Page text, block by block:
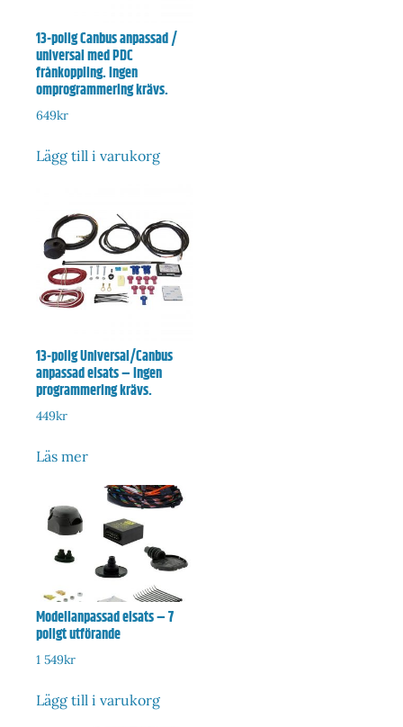
13-polig Canbus anpassad /
universal med PDC
frånkoppling. Ingen
omprogrammering krävs.
649kr
Lägg till i varukorg
13-polig Universal/Canbus
anpassad elsats – Ingen
programmering krävs.
449kr
Läs mer
Modellanpassad elsats – 7
poligt utförande
1 549kr
Lägg till i varukorg